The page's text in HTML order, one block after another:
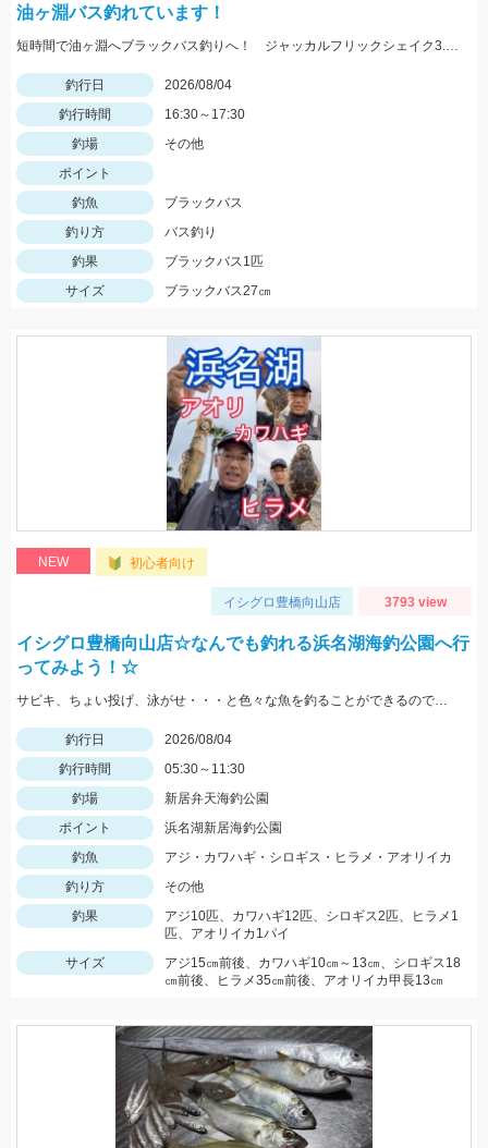
油ヶ淵バス釣れています！
短時間で油ヶ淵へブラックバス釣りへ！ ジャッカルフリックシェイク3.8のノーシンカーワッキーでGET!
釣行日
2026/08/04
釣行時間
16:30～17:30
釣場
その他
ポイント
釣魚
ブラックバス
釣り方
バス釣り
釣果
ブラックバス1匹
サイズ
ブラックバス27㎝
NEW 初心者向け
イシグロ豊橋向山店 3793 view
イシグロ豊橋向山店☆なんでも釣れる浜名湖海釣公園へ行
ってみよう！☆
サビキ、ちょい投げ、泳がせ・・・と色々な魚を釣ることができるので仕掛けも何種類か用意していけば楽しむことができますよ！
釣行日
2026/08/04
釣行時間
05:30～11:30
釣場
新居弁天海釣公園
ポイント
浜名湖新居海釣公園
釣魚
アジ・カワハギ・シロギス・ヒラメ・アオリイカ
釣り方
その他
釣果
アジ10匹、カワハギ12匹、シロギス2匹、ヒラメ1
匹、アオリイカ1パイ
サイズ
アジ15㎝前後、カワハギ10㎝～13㎝、シロギス18
㎝前後、ヒラメ35㎝前後、アオリイカ甲長13㎝